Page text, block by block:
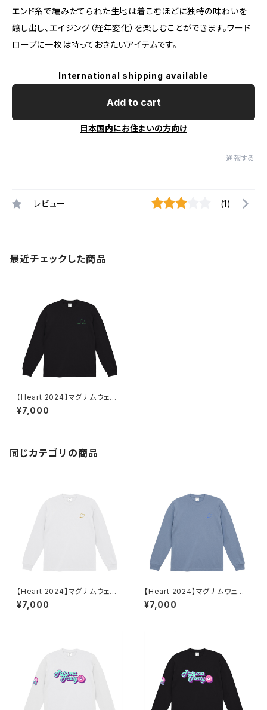
エンド糸で編みたてられた生地は着こむほどに独特の味わいを
醸し出し、エイジング（経年変化）を楽しむことができます。ワード
ローブに一枚は持っておきたいアイテムです。
International shipping available
Add to cart
日本国内にお住まいの方向け
通報する
レビュー (1)
最近チェックした商品
【Heart 2024】マグナムウェイト
ビッグシルエット ロングスリーブ
（ブラック）
¥7,000
同じカテゴリの商品
【Heart 2024】マグナムウェイト
ビッグシルエット ロングスリーブ
（ホワイト）
¥7,000
【Heart 2024】マグナムウェイト
ビッグシルエット ロングスリーブ
（アシッドブルー）
¥7,000